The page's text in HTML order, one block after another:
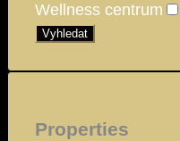
Wellness centrum
Vyhledat
Properties